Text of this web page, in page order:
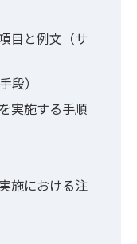
目と例文（サ
段）
実施する手順
施における注